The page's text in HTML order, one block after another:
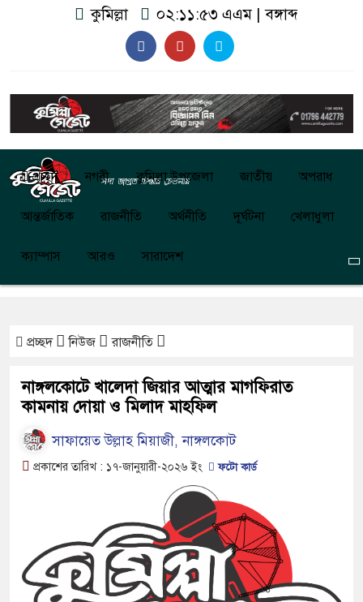
কুমিল্লা ০২:১১:৫৪ এএম| বঙ্গাব্দ
প্রচ্ছদ নগরী কুমিল্লা উপজেলা জাতীয় অপরাধ
আন্তর্জাতিক রাজনীতি অর্থনীতি দূর্ঘটনা খেলাধুলা
ক্যাম্পাস আরও সারাদেশ
প্রচ্ছদ নিউজ রাজনীতি
নাঙ্গলকোটে খালেদা জিয়ার আত্মার মাগফিরাত
কামনায় দোয়া ও মিলাদ মাহফিল
সাফায়েত উল্লাহ মিয়াজী, ‎নাঙ্গলকোট
প্রকাশের তারিখ : ১৭-জানুয়ারী-২০২৬ ইং ফটো কার্ড